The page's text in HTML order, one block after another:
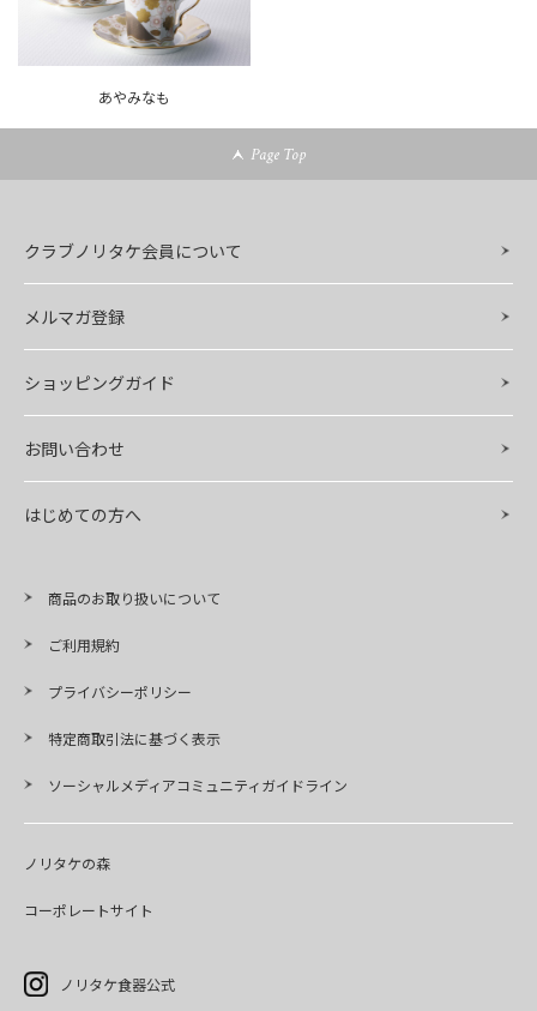
あやみなも
Page Top
クラブノリタケ会員について
メルマガ登録
ショッピングガイド
お問い合わせ
はじめての方へ
商品のお取り扱いについて
ご利用規約
プライバシーポリシー
特定商取引法に基づく表示
ソーシャルメディアコミュニティガイドライン
ノリタケの森
コーポレートサイト
ノリタケ食器公式